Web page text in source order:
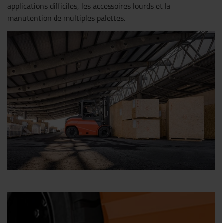
applications difficiles, les accessoires lourds et la
manutention de multiples palettes.